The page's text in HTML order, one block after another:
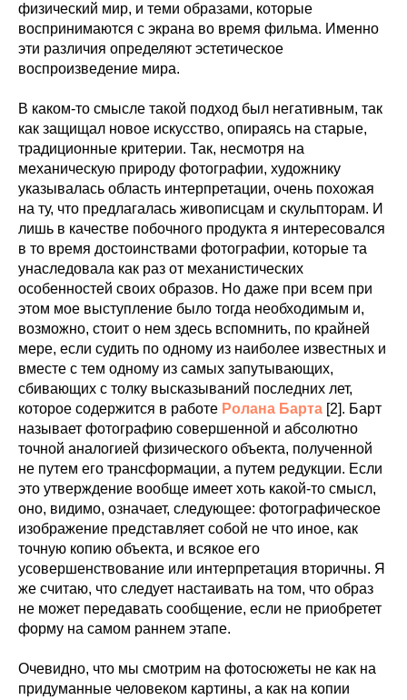
физический мир, и теми образами, которые
воспринимаются с экрана во время фильма. Именно
эти различия определяют эстетическое
воспроизведение мира.
В каком-то смысле такой подход был негативным, так
как защищал новое искусство, опираясь на старые,
традиционные критерии. Так, несмотря на
механическую природу фотографии, художнику
указывалась область интерпретации, очень похожая
на ту, что предлагалась живописцам и скульпторам. И
лишь в качестве побочного продукта я интересовался
в то время достоинствами фотографии, которые та
унаследовала как раз от механистических
особенностей своих образов. Но даже при всем при
этом мое выступление было тогда необходимым и,
возможно, стоит о нем здесь вспомнить, по крайней
мере, если судить по одному из наиболее известных и
вместе с тем одному из самых запутывающих,
сбивающих с толку высказываний последних лет,
которое содержится в работе Ролана Барта [2]. Барт
называет фотографию совершенной и абсолютно
точной аналогией физического объекта, полученной
не путем его трансформации, а путем редукции. Если
это утверждение вообще имеет хоть какой-то смысл,
оно, видимо, означает, следующее: фотографическое
изображение представляет собой не что иное, как
точную копию объекта, и всякое его
усовершенствование или интерпретация вторичны. Я
же считаю, что следует настаивать на том, что образ
не может передавать сообщение, если не приобретет
форму на самом раннем этапе.
Очевидно, что мы смотрим на фотосюжеты не как на
придуманные человеком картины, а как на копии